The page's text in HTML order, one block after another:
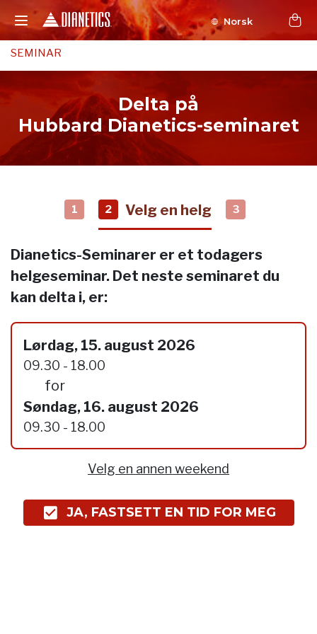
Norsk
SEMINAR
Delta på
Hubbard Dianetics-seminaret
1 2 Velg en helg 3
Dianetics-Seminarer er et todagers
helgeseminar. Det neste seminaret du
kan delta i, er:
Lørdag, 15. august 2026
09.30 - 18.00
for
Søndag, 16. august 2026
09.30 - 18.00
Velg en annen weekend
JA, FASTSETT EN TID FOR MEG